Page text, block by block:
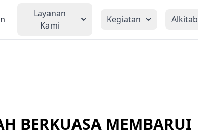
Layanan
Kami
Kegiatan Alkitab
BERKUASA MEMBARUI